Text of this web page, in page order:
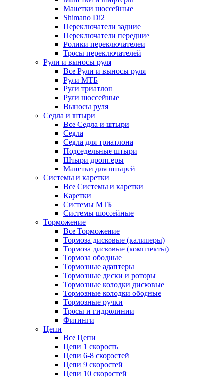
Манетки шоссейные
Shimano Di2
Переключатели задние
Переключатели передние
Ролики переключателей
Тросы переключателей
Рули и выносы руля
Все Рули и выносы руля
Рули МТБ
Рули триатлон
Рули шоссейные
Выносы руля
Седла и штыри
Все Седла и штыри
Седла
Седла для триатлона
Подседельные штыри
Штыри дропперы
Манетки для штырей
Системы и каретки
Все Системы и каретки
Каретки
Системы МТБ
Системы шоссейные
Торможение
Все Торможение
Тормоза дисковые (калиперы)
Тормоза дисковые (комплекты)
Тормоза ободные
Тормозные адаптеры
Тормозные диски и роторы
Тормозные колодки дисковые
Тормозные колодки ободные
Тормозные ручки
Тросы и гидролинии
Фитинги
Цепи
Все Цепи
Цепи 1 скорость
Цепи 6-8 скоростей
Цепи 9 скоростей
Цепи 10 скоростей